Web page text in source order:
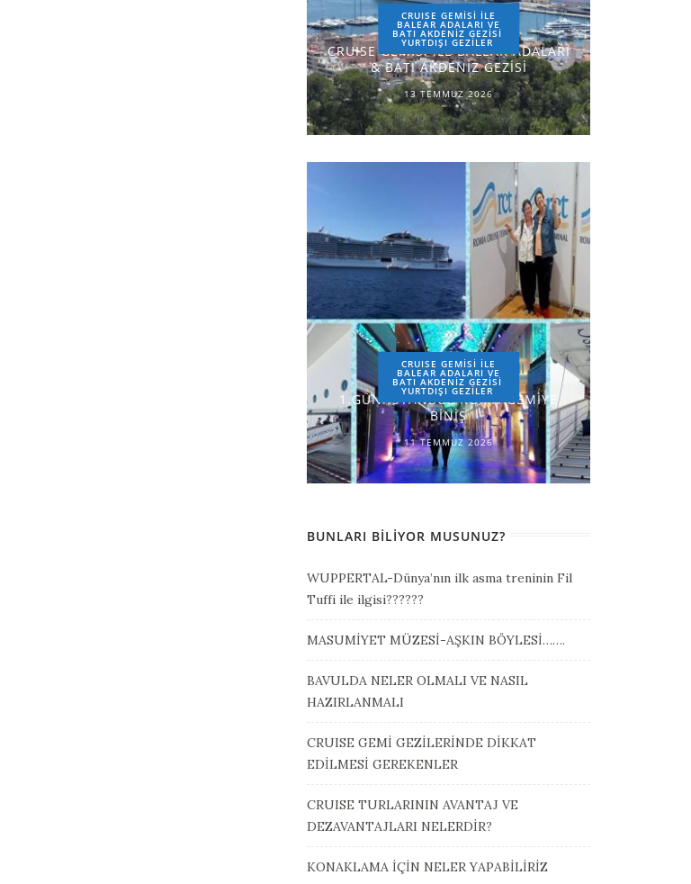
CRUISE GEMİSİ İLE
BALEAR ADALARI VE
BATI AKDENİZ GEZİSİ
YURTDIŞI GEZILER
CRUISE GEMİSİ İLE BALEAR ADALARI
& BATI AKDENİZ GEZİSİ
13 TEMMUZ 2026
CRUISE GEMİSİ İLE
BALEAR ADALARI VE
BATI AKDENİZ GEZİSİ
YURTDIŞI GEZILER
1.GÜN-İSTANBUL-ROMA-GEMİYE
BİNİŞ
11 TEMMUZ 2026
BUNLARI BILIYOR MUSUNUZ?
WUPPERTAL-Dünya’nın ilk asma treninin Fil
Tuffi ile ilgisi??????
MASUMİYET MÜZESİ-AŞKIN BÖYLESİ…….
BAVULDA NELER OLMALI VE NASIL
HAZIRLANMALI
CRUISE GEMİ GEZİLERİNDE DİKKAT
EDİLMESİ GEREKENLER
CRUISE TURLARININ AVANTAJ VE
DEZAVANTAJLARI NELERDİR?
KONAKLAMA İÇİN NELER YAPABİLİRİZ